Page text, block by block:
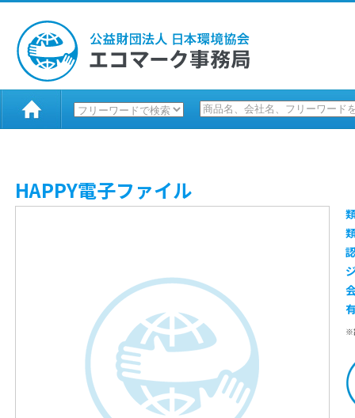
HAPPY電子ファイル
※